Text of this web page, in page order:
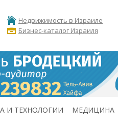
Недвижимость в Израиле
Бизнес-каталог Израиля
И ТЕХНОЛОГИИ МЕДИЦИНА